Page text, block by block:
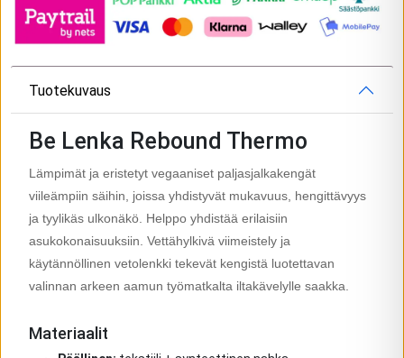
Tuotekuvaus
Be Lenka Rebound Thermo
Lämpimät ja eristetyt vegaaniset paljasjalkakengät
viileämpiin säihin, joissa yhdistyvät mukavuus, hengittävyys
ja tyylikäs ulkonäkö. Helppo yhdistää erilaisiin
asukokonaisuuksiin. Vettähylkivä viimeistely ja
käytännöllinen vetolenkki tekevät kengistä luotettavan
valinnan arkeen aamun työmatkalta iltakävelylle saakka.
Materiaalit